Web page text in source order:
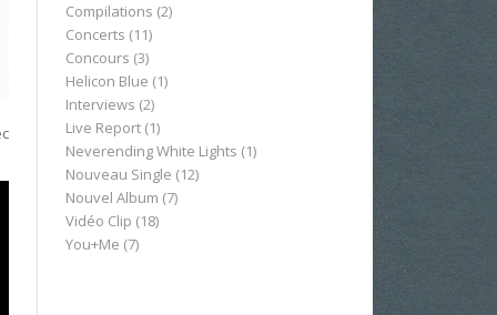
Compilations (2)
Concerts (11)
Concours (3)
Helicon Blue (1)
Interviews (2)
Live Report(1)
Neverending White Lights (1)
Nouveau Single (12)
Nouvel Album (7)
Vidéo Clip (18)
You+Me (7)